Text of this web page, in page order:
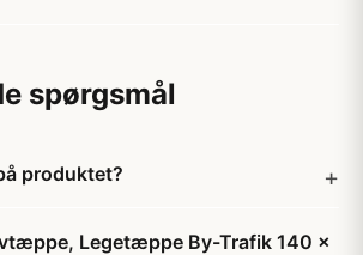
spørgsmål
produktet?
Legetæppe By-Trafik 140 x